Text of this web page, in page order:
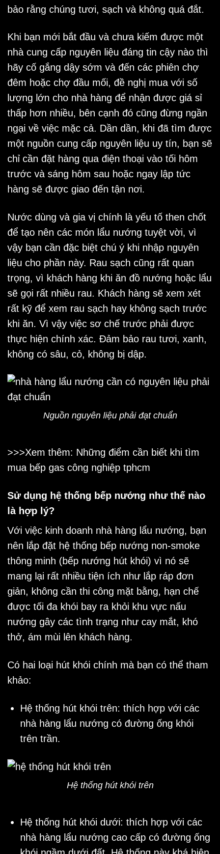
bảo rằng chúng tươi, sạch và không quá đắt.
Khi bạn mới bắt đầu và chưa kiếm được một
nhà cung cấp nguyên liệu đáng tin cậy nào thì
hãy cố gắng dậy sớm và đến các phiên chợ
đêm hoặc chợ đầu mối, đề nghị mua với số
lượng lớn cho nhà hàng để nhận được giá sỉ
thấp hơn nhiều, bên cạnh đó cũng đừng ngần
ngại về việc mặc cả. Dần dần, khi đã tìm được
một nguồn cung cấp nguyên liệu uy tín, bạn sẽ
chỉ cần đặt hàng qua điện thoại vào tối hôm
trước và sáng hôm sau hoặc ngay lập tức
hàng sẽ được giao đến tận nơi.
Nước dùng và gia vị chính là yếu tố then chốt
để tạo nên các món lẩu nướng tuyệt vời, vì
vậy bạn cần đặc biệt chú ý khi nhập nguyên
liệu cho phần này. Rau sạch cũng rất quan
trọng, vì khách hàng khi ăn đồ nướng hoặc lẩu
sẽ gọi rất nhiều rau. Khách hàng sẽ xem xét
rất kỹ để xem rau sạch hay không sạch trước
khi ăn. Vì vậy việc sơ chế trước phải được
thực hiện chính xác. Đảm bảo rau tươi, xanh,
không có sâu, cỏ, không bị dập.
Nguồn nguyên liệu phải đạt chuẩn
>>>Xem thêm: Những điểm cần biết khi tìm
mua bếp gas công nghiệp tphcm
Sử dụng hệ thống bếp nướng như thế nào
là hợp lý?
Với việc kinh doanh nhà hàng lẩu nướng, bạn
nên lắp đặt hệ thống bếp nướng non-smoke
thông minh (bếp nướng hút khói) vì nó sẽ
mang lại rất nhiều tiện ích như lắp ráp đơn
giản, không cần thi công mặt bằng, hạn chế
được tối đa khói bay ra khỏi khu vực nấu
nướng gây các tình trạng như cay mắt, khó
thở, ám mùi lên khách hàng.
Có hai loại hút khói chính mà bạn có thể tham
khảo:
Hệ thống hút khói trên: thích hợp với các
nhà hàng lẩu nướng có đường ống khói
trên trần.
Hệ thống hút khói trên
Hệ thống hút khói dưới: thích hợp với các
nhà hàng lẩu nướng cao cấp có đường ống